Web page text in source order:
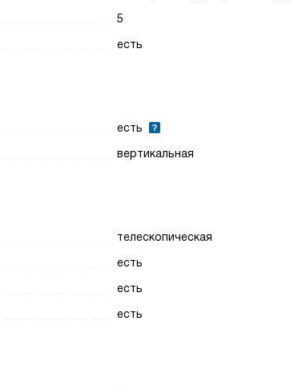
5
есть
есть
вертикальная
телескопическая
есть
есть
есть